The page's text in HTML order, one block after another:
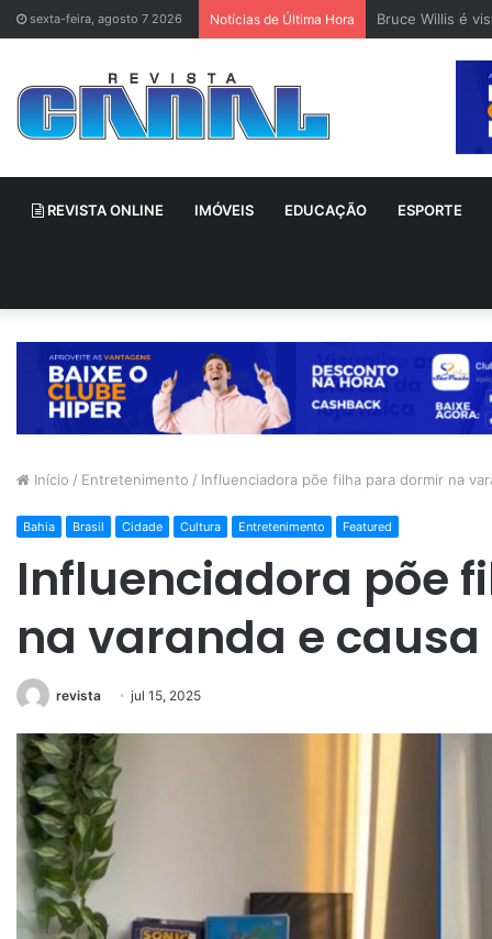
sexta-feira, agosto 7 2026 Notícias de Última Hora Bruce Willis é
REVISTA ONLINE IMÓVEIS EDUCAÇÃO ESPORTE
Início / Entretenimento / Influenciadora põe filha para dormir na
Bahia Brasil Cidade Cultura Entretenimento Featured
Influenciadora põe
na varanda e
revista jul 15, 2025